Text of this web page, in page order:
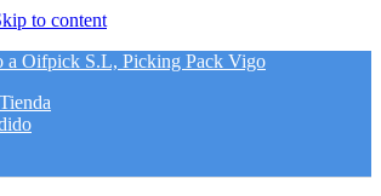
to content
a Oifpick S.L, Picking Pack Vigo